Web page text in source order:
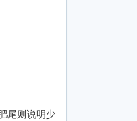
尾则说明少